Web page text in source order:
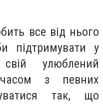
все від нього
підтримувати у
улюблений
з певних
так, що